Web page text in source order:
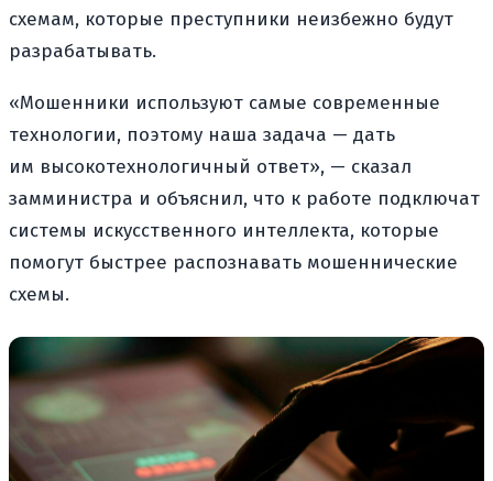
схемам, которые преступники неизбежно будут
разрабатывать.
«Мошенники используют самые современные
технологии, поэтому наша задача — дать
им высокотехнологичный ответ», — сказал
замминистра и объяснил, что к работе подключат
системы искусственного интеллекта, которые
помогут быстрее распознавать мошеннические
схемы.